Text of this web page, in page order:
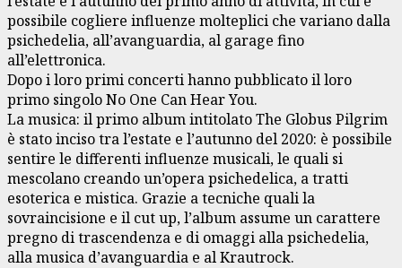
possibile cogliere influenze molteplici che variano dalla
psichedelia, all’avanguardia, al garage fino
all’elettronica.
Dopo i loro primi concerti hanno pubblicato il loro
primo singolo No One Can Hear You.
La musica: il primo album intitolato The Globus Pilgrim
è stato inciso tra l’estate e l’autunno del 2020: è possibile
sentire le differenti influenze musicali, le quali si
mescolano creando un’opera psichedelica, a tratti
esoterica e mistica. Grazie a tecniche quali la
sovraincisione e il cut up, l’album assume un carattere
pregno di trascendenza e di omaggi alla psichedelia,
alla musica d’avanguardia e al Krautrock.